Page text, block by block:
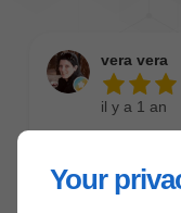
Your